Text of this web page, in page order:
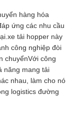
hàng hóa
ứng các nhu cầu
tải hopper này
công nghiệp đòi
chuyểnVới công
năng mang tải
nhau, làm cho nó
logistics đường